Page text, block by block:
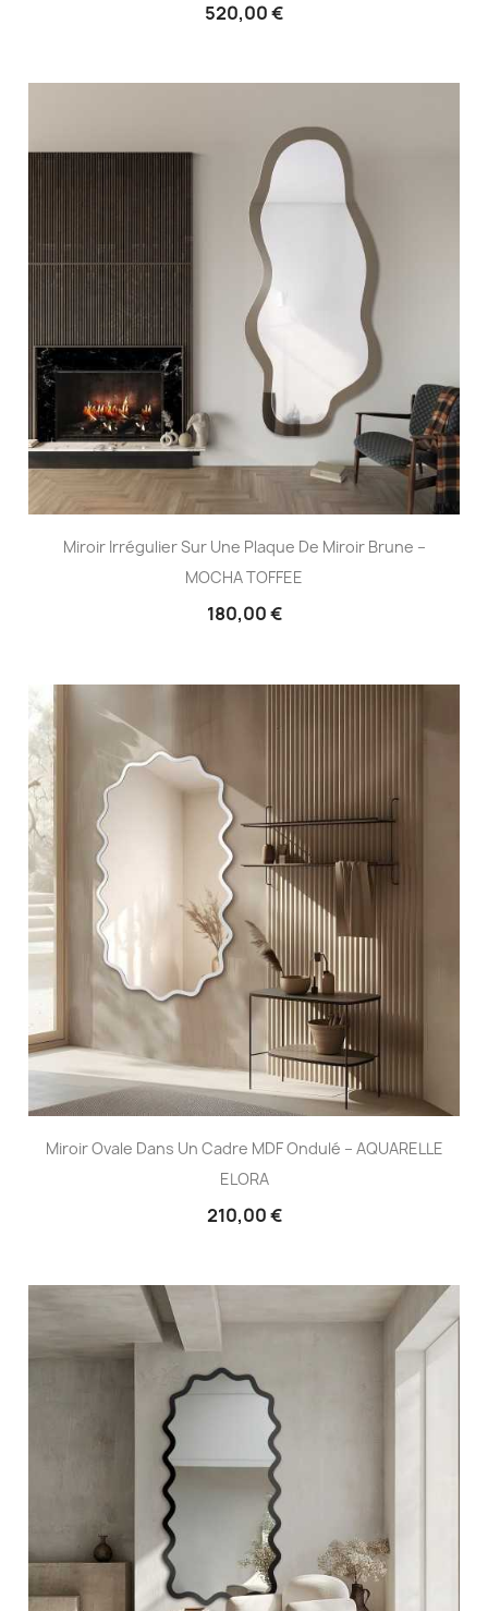
520,00 €
Miroir Irrégulier Sur Une Plaque De Miroir Brune –
MOCHA TOFFEE
180,00 €
Miroir Ovale Dans Un Cadre MDF Ondulé – AQUARELLE
ELORA
210,00 €